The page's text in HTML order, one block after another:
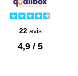
22avis
4,9 / 5